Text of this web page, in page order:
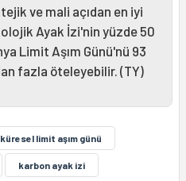
ve mali açıdan en iyi
Ayak İzi'nin yüzde 50
Limit Aşım Günü'nü 93
fazla öteleyebilir. (TY)
küresel limit aşım günü
karbon ayak izi